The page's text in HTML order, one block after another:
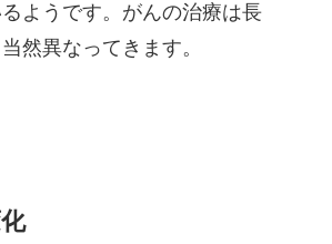
ようです。がんの治療は長
然異なってきます。